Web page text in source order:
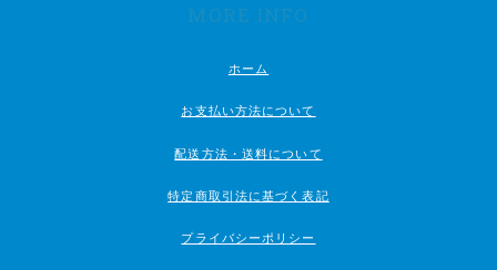
MORE INFO
ホーム
お支払い方法について
配送方法・送料について
特定商取引法に基づく表記
プライバシーポリシー